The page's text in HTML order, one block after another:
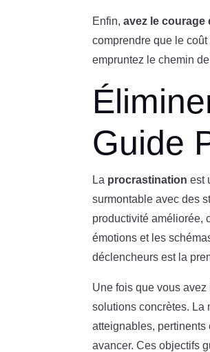
Enfin,avez le
comprendre que le
empruntez le chemin
Guide
La procrastination est
surmontable avec des
productivité améliorée,
émotions et les
déclencheurs est la
Une fois que vous
solutions concrètes. La
atteignables,
avancer. Ces objectifs